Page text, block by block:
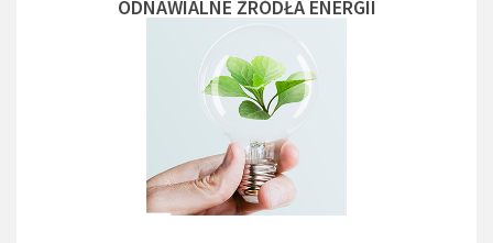
ODNAWIALNE ŻRÓDŁA ENERGII